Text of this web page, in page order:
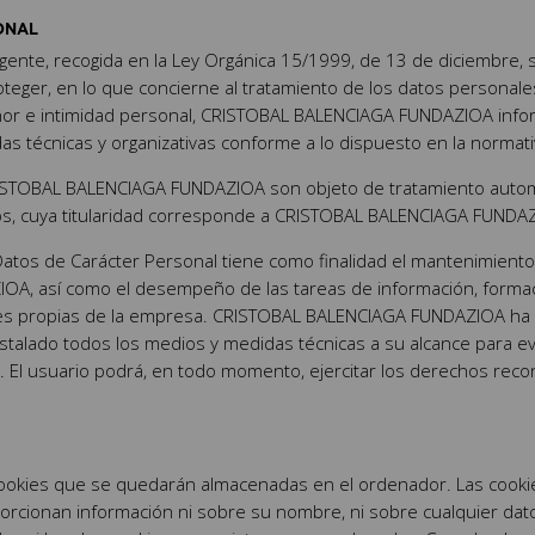
recogida en la Ley Orgánica 15/1999, de 13 de
en lo que concierne al tratamiento de los datos
intimidad personal, CRISTOBAL BALENCIAGA FUNDAZIOA
técnicas y organizativas conforme a lo dispuesto en la
BALENCIAGA FUNDAZIOA son objeto de tratamiento
titularidad corresponde a CRISTOBAL BALENCIAGA
de Carácter Personal tiene como finalidad el
así como el desempeño de las tareas de información,
de la empresa. CRISTOBAL BALENCIAGA FUNDAZIOA
todos los medios y medidas técnicas a su alcance para
usuario podrá, en todo momento, ejercitar los derechos
cookies que se quedarán almacenadas en el ordenador. Las
información ni sobre su nombre, ni sobre cualquier